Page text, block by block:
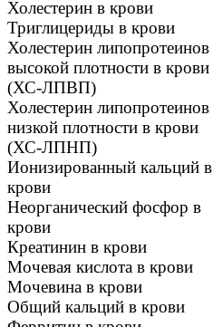
Холестерин в крови
Триглицериды в крови
Холестерин липопротеинов
высокой плотности в крови
(ХС-ЛПВП)
Холестерин липопротеинов
низкой плотности в крови
(ХС-ЛПНП)
Ионизированный кальций в
крови
Неорганический фосфор в
крови
Креатинин в крови
Мочевая кислота в крови
Мочевина в крови
Общий кальций в крови